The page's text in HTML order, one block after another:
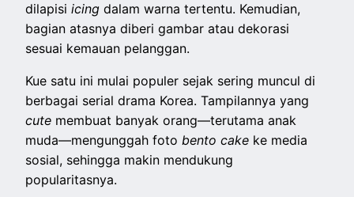
dilapisiicingdalam warna tertentu. Kemudian,
bagian atasnya diberi gambar atau dekorasi
sesuai kemauan pelanggan.
Kue satu ini mulai populer sejak sering muncul di
berbagai serial drama Korea. Tampilannya yang
cute membuat banyak orang—terutama anak
muda—mengunggah fotobento cake ke media
sosial, sehingga makin mendukung
popularitasnya.